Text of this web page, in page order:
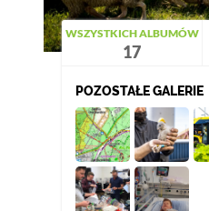
WSZYSTKICH ALBUMÓW
17
POZOSTAŁE GALERIE